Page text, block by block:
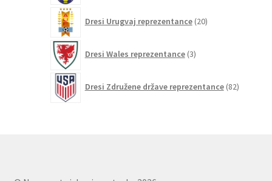
Dresi Urugvaj reprezentance 20izdelkov
Dresi Wales reprezentance 3izdelki
Dresi Združene države reprezentance 82izdelkov